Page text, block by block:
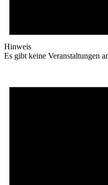
Hinweis
Es gibt keine Veranstaltungen